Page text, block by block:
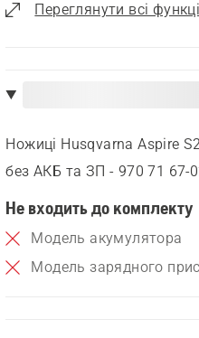
Переглянути всі
Ножиці Husqvarna Aspire
без АКБ та ЗП - 970 71
Не входить до комплекту
Модель акумулятора
Модель зарядного